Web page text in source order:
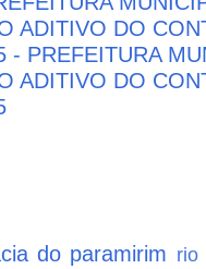
ADITIVO DO
- PREFEITURA
ADITIVO DO
do paramirim rio